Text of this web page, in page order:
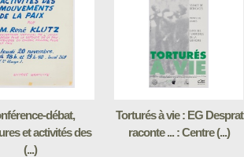
débat,
et activités des
(...)
Torturés à vie : EG Desprat
raconte ... : Centre (...)